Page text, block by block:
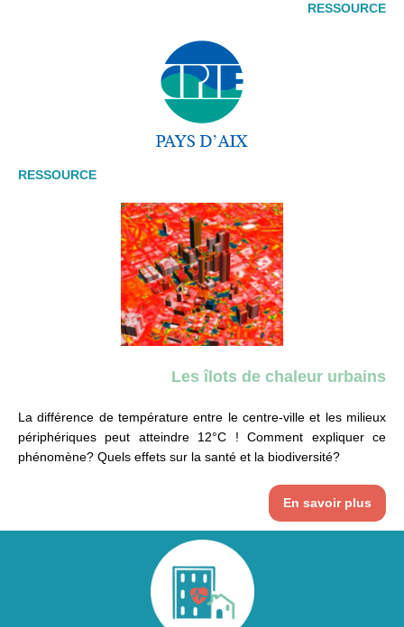
RESSOURCE
RESSOURCE
Les îlots de chaleur urbains
La différence de température entre le centre-ville et les milieux
périphériques peut atteindre 12°C ! Comment expliquer ce
phénomène? Quels effets sur la santé et la biodiversité?
En savoir plus